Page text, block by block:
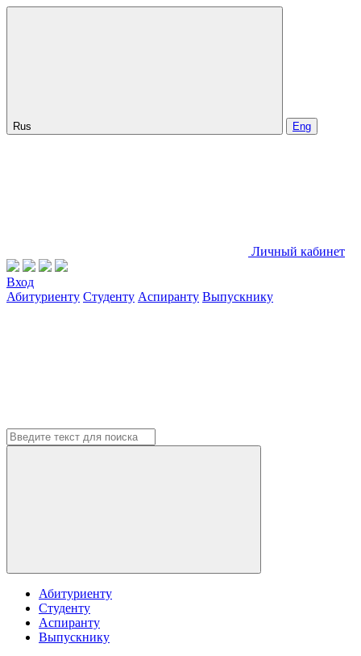
Rus Eng
Личный кабинет
Вход
Абитуриенту Студенту Аспиранту Выпускнику
Абитуриенту
Студенту
Аспиранту
Выпускнику